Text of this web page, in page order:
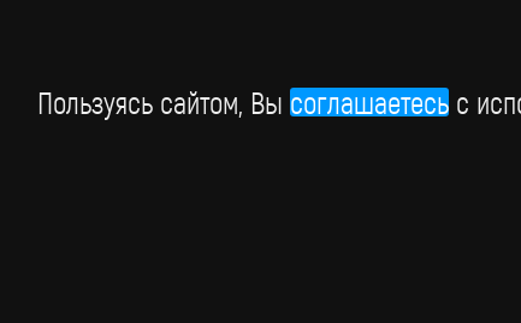
Пользуясь сайтом, Вы соглашаетесьc